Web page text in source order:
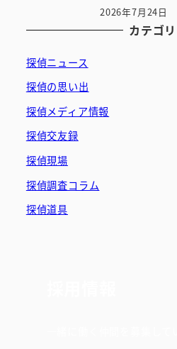
2026年7月24日
カテゴ
探偵ニュース
探偵の思い出
探偵メディア情報
探偵交友録
探偵現場
探偵調査コラム
探偵道具